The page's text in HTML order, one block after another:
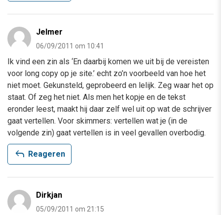
Jelmer
06/09/2011 om 10:41
Ik vind een zin als ‘En daarbij komen we uit bij de vereisten
voor long copy op je site.’ echt zo’n voorbeeld van hoe het
niet moet. Gekunsteld, geprobeerd en lelijk. Zeg waar het op
staat. Of zeg het niet. Als men het kopje en de tekst
eronder leest, maakt hij daar zelf wel uit op wat de schrijver
gaat vertellen. Voor skimmers: vertellen wat je (in de
volgende zin) gaat vertellen is in veel gevallen overbodig.
reply Reageren
Dirkjan
05/09/2011 om 21:15